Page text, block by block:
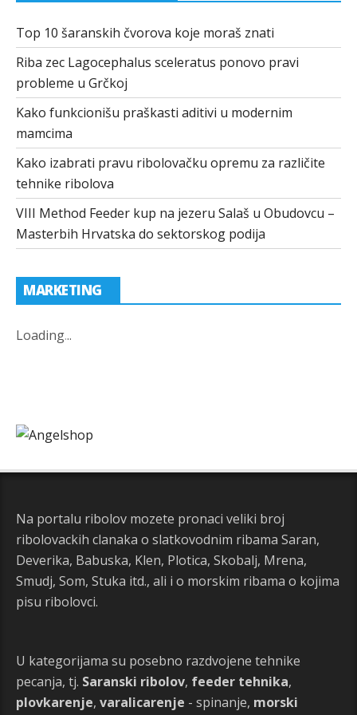
Top 10 šaranskih čvorova koje moraš znati
Riba zec Lagocephalus sceleratus ponovo pravi
probleme u Grčkoj
Kako funkcionišu praškasti aditivi u modernim
mamcima
Kako izabrati pravu ribolovačku opremu za različite
tehnike ribolova
VIII Method Feeder kup na jezeru Salaš u Obudovcu –
Masterbih Hrvatska do sektorskog podija
MARKETING
Loading...
Na portalu ribolov mozete pronaci veliki broj
ribolovackih clanaka o slatkovodnim ribama Saran,
Deverika, Babuska, Klen, Plotica, Skobalj, Mrena,
Smudj, Som, Stuka itd., ali i o morskim ribama o kojima
pisu ribolovci.
U kategorijama su posebno razdvojene tehnike
pecanja, tj. Saranski ribolov, feeder tehnika,
plovkarenje, varalicarenje - spinanje, morski